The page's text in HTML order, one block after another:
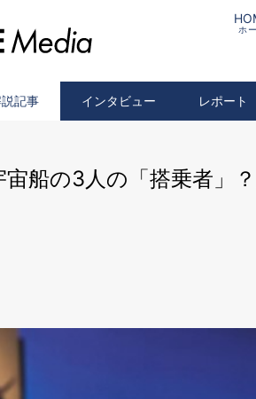
ホ
記事 インタビュー レポート
宙船の3人の「搭乗者」